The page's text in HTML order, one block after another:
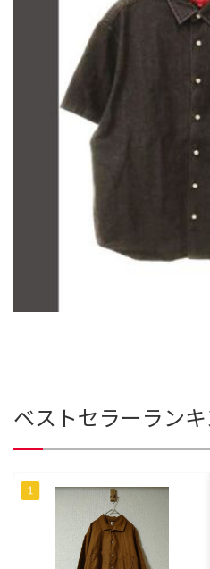
ベストセラーラン